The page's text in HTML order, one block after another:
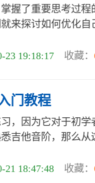
握了重要思考过
来探讨如何优化
23 19:18:17 收藏：
门教程
，因为它对于初
吉他音阶，那么
21 18:47:48 收藏：